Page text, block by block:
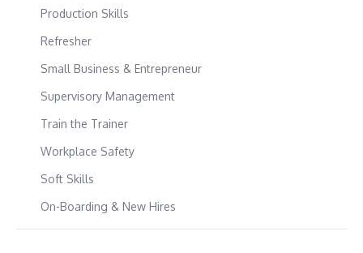
Production Skills
Refresher
Small Business & Entrepreneur
Supervisory Management
Train the Trainer
Workplace Safety
Soft Skills
On-Boarding & New Hires